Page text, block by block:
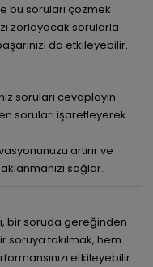
bu soruları çözmek
zorlayacak sorularla
da etkileyebilir.
soruları cevaplayın.
soruları işaretleyerek
artırır ve
sağlar.
bir soruda gereğinden
soruya takılmak, hem
etkileyebilir.